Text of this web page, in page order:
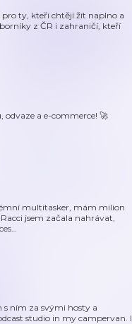
pro ty, kteří chtějí žít naplno a
z ČR i zahraničí, kteří
a e-commerce! 🚀
multitasker, mám milion
jsem začala nahrávat,
…
s ním za svými hosty a
studio in my campervan. I